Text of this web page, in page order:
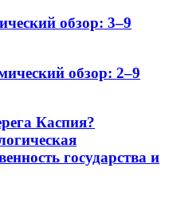
обзор: 3–9
обзор: 2–9
Каспия?
государства и